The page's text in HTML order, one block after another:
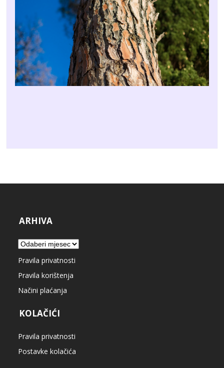
ARHIVA
Arhiva
Pravila privatnosti
Pravila korištenja
Načini plaćanja
KOLAČIĆI
Pravila privatnosti
Postavke kolačića